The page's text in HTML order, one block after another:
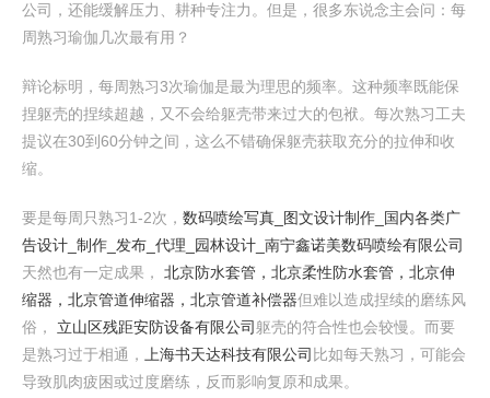
公司，还能缓解压力、耕种专注力。但是，很多东说念主会问：每
周熟习瑜伽几次最有用？
辩论标明，每周熟习3次瑜伽是最为理思的频率。这种频率既能保
捏躯壳的捏续超越，又不会给躯壳带来过大的包袱。每次熟习工夫
提议在30到60分钟之间，这么不错确保躯壳获取充分的拉伸和收
缩。
要是每周只熟习1-2次， 数码喷绘写真_图文设计制作_国内各类广
告设计_制作_发布_代理_园林设计_南宁鑫诺美数码喷绘有限公司
天然也有一定成果， 北京防水套管，北京柔性防水套管，北京伸
缩器，北京管道伸缩器，北京管道补偿器但难以造成捏续的磨练风
俗， 立山区残距安防设备有限公司躯壳的符合性也会较慢。而要
是熟习过于相通，
上海书天达科技有限公司 比如每天熟习，可能会
导致肌肉疲困或过度磨练，反而影响复原和成果。